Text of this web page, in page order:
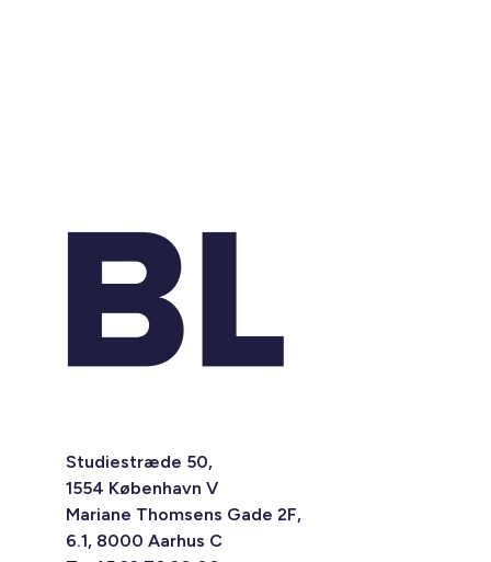
Studiestræde 50,
1554 København V
Mariane Thomsens Gade 2F,
6.1, 8000 Aarhus C